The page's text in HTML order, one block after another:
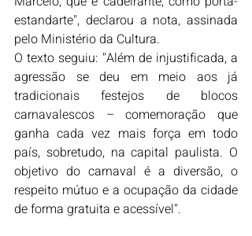
estandarte", declarou a nota, assinada
pelo Ministério da Cultura.
O texto seguiu: "Além de injustificada, a
agressão se deu em meio aos já
tradicionais festejos de blocos
carnavalescos – comemoração que
ganha cada vez mais força em todo
país, sobretudo, na capital paulista. O
objetivo do carnaval é a diversão, o
respeito mútuo e a ocupação da cidade
de forma gratuita e acessível".